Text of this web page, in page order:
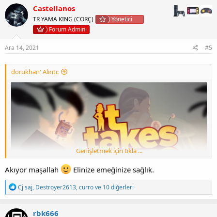
k
i
l
e
r
Castellanos
TR YAMA KING (CORÇ)
Yönetici
Forum Admini
Ara 14, 2021 #5
dorukhan' Alıntı:
Genişletmek için tıkla ...
Akıyor maşallah Elinize emeğinize sağlık.
T
e
p
k
Cj saj, Destroyer2613,currove 10 diğerleri
rbk666